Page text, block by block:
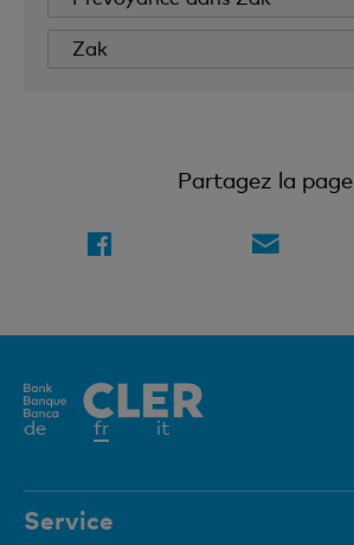
Zak
Partagez la page
de frElément
it
Service